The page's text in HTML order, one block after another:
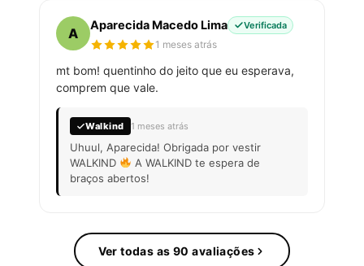
A
Aparecida Macedo Lima Verificada
1 meses atrás
mt bom! quentinho do jeito que eu esperava,
comprem que vale.
Walkind 1 meses atrás
Uhuul, Aparecida! Obrigada por vestir
WALKIND
A WALKIND te espera de
braços abertos!
Ver todas as 90 avaliações